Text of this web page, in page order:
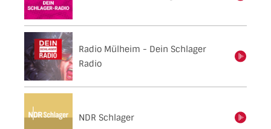
Radio Mülheim - Dein Schlager
Radio
einschalten
NDR Schlager